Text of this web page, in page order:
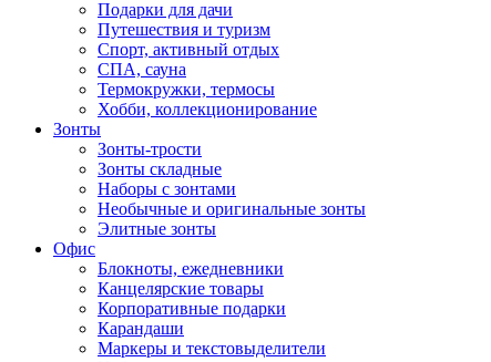
Подарки для дачи
Путешествия и туризм
Спорт, активный отдых
СПА, сауна
Термокружки, термосы
Хобби, коллекционирование
Зонты
Зонты-трости
Зонты складные
Наборы с зонтами
Необычные и оригинальные зонты
Элитные зонты
Офис
Блокноты, ежедневники
Канцелярские товары
Корпоративные подарки
Карандаши
Маркеры и текстовыделители